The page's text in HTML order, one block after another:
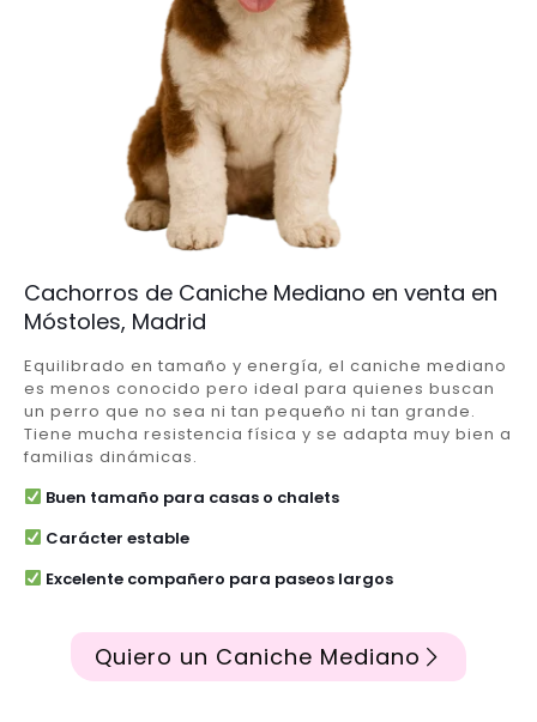
Cachorros de Caniche Mediano en venta en
Móstoles, Madrid
Equilibrado en tamaño y energía, el caniche mediano
es menos conocido pero ideal para quienes buscan
un perro que no sea ni tan pequeño ni tan grande.
Tiene mucha resistencia física y se adapta muy bien a
familias dinámicas.
Buen tamaño para casas o chalets
Carácter estable
Excelente compañero para paseos largos
Quiero un Caniche Mediano